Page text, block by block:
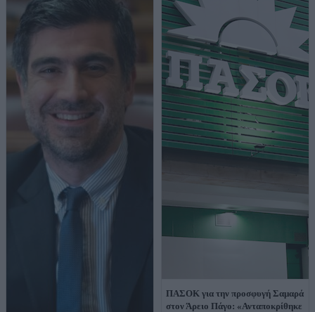
ΠΑΣΟΚ για την προσφυγή Σαμαρά
στον Άρειο Πάγο: «Ανταποκρίθηκε